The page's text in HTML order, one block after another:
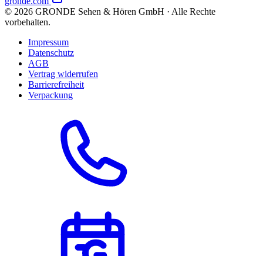
© 2026 GRONDE Sehen & Hören GmbH · Alle Rechte
vorbehalten.
Impressum
Datenschutz
AGB
Vertrag widerrufen
Barrierefreiheit
Verpackung